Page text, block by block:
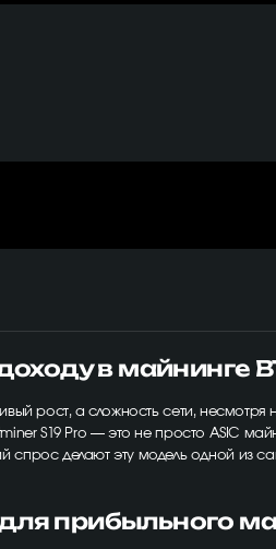
в майнинге
рост, а сложность сети, несмотря
S19 Pro — это не просто ASIC
делают эту модель одной из
прибыльного